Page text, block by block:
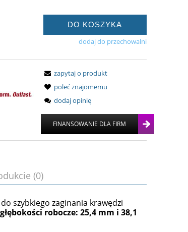
DO KOSZYKA
dodaj do przechowalni
zapytaj o produkt
poleć znajomemu
dodaj opinię
(0)
szybkiego zaginania krawędzi
robocze: 25,4 mm i 38,1